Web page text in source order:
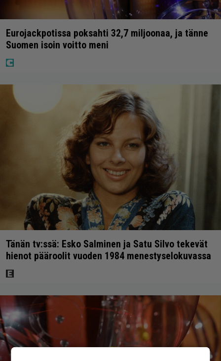
Eurojackpotissa poksahti 32,7 miljoonaa, ja tänne
Suomen isoin voitto meni
Tänän tv:ssä: Esko Salminen ja Satu Silvo tekevät
hienot pääroolit vuoden 1984 menestyselokuvassa